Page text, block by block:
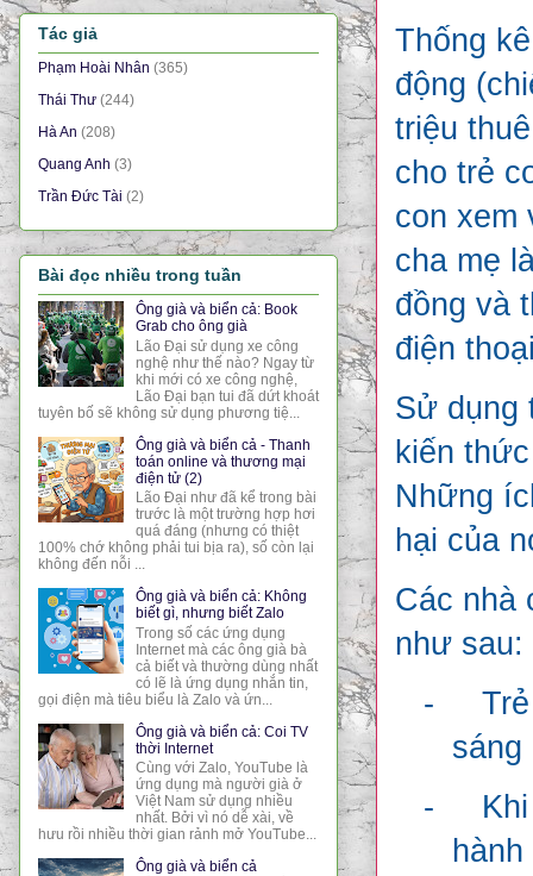
Thống
động
triệu
cho trẻ
con xem
cha mẹ
đồng và
điện
Sử dụng
kiến
Những
hại của
Các nhà
như sau:
-
sáng
-
Tác giả
Phạm Hoài Nhân (365)
Thái Thư (244)
Hà An (208)
Quang Anh (3)
Trần Đức Tài (2)
Bài đọc nhiều trong tuần
Ông già và biển cả: Book
Grab cho ông già
Lão Đại sử dụng xe công
nghệ như thế nào? Ngay từ
khi mới có xe công nghệ,
Lão Đại bạn tui đã dứt khoát
tuyên bố sẽ không sử dụng phương tiệ...
Ông già và biển cả - Thanh
toán online và thương mại
điện tử (2)
Lão Đại như đã kể trong bài
trước là một trường hợp hơi
quá đáng (nhưng có thiệt
100% chớ không phải tui bịa ra), số còn lại
không đến nỗi ...
Ông già và biển cả: Không
biết gì, nhưng biết Zalo
Trong số các ứng dụng
Internet mà các ông già bà
cả biết và thường dùng nhất
có lẽ là ứng dụng nhắn tin,
gọi điện mà tiêu biểu là Zalo và ứn...
Ông già và biển cả: Coi TV
thời Internet
Cùng với Zalo, YouTube là
ứng dụng mà người già ở
Việt Nam sử dụng nhiều
nhất. Bởi vì nó dễ xài, về
hưu rồi nhiều thời gian rảnh mở YouTube...
Ông già và biển cả